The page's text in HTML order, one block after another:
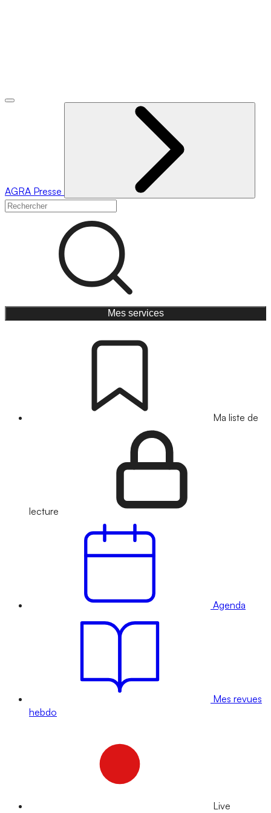
AGRA Presse
Mes services
Ma liste de
lecture
Agenda
Mes revues
hebdo
Live